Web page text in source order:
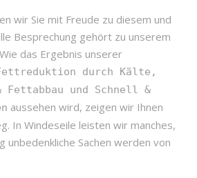
wir Sie mit Freude zu diesem und
Besprechung gehört zu unserem
das Ergebnis unserer
durch Kälte,
und Schnell &
aussehen wird, zeigen wir Ihnen
In Windeseile leisten wir manches,
unbedenkliche Sachen werden von